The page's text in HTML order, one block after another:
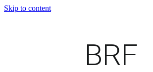
Skip to content
BRF